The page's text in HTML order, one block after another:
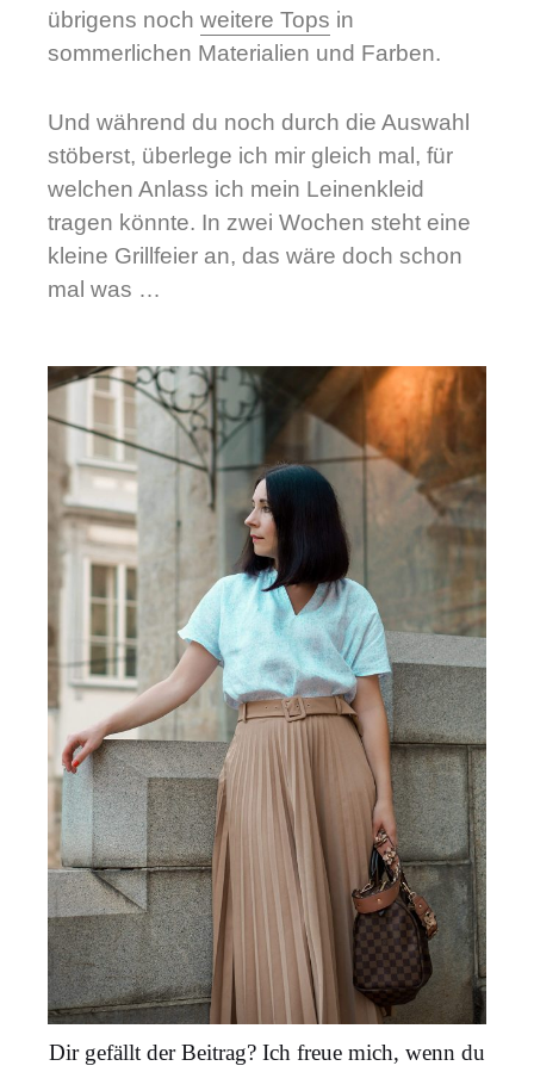
übrigens noch weitere Tops in
sommerlichen Materialien und Farben.
Und während du noch durch die Auswahl
stöberst, überlege ich mir gleich mal, für
welchen Anlass ich mein Leinenkleid
tragen könnte. In zwei Wochen steht eine
kleine Grillfeier an, das wäre doch schon
mal was …
Dir gefällt der Beitrag? Ich freue mich, wenn du